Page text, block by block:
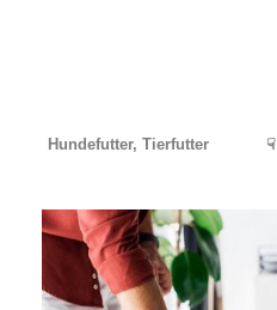
Hundefutter, Tierfutter ☟